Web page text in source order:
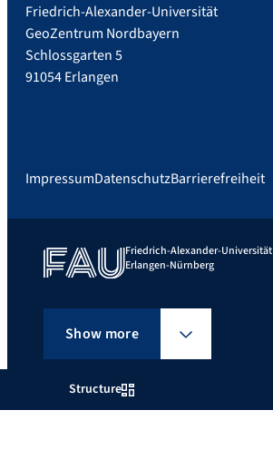
Structure
Friedrich-Alexander-Universität
GeoZentrum Nordbayern
Schlossgarten 5
91054 Erlangen
ImpressumDatenschutzBarrierefreiheit
Friedrich-Alexander-Universität
Erlangen-Nürnberg
Show more